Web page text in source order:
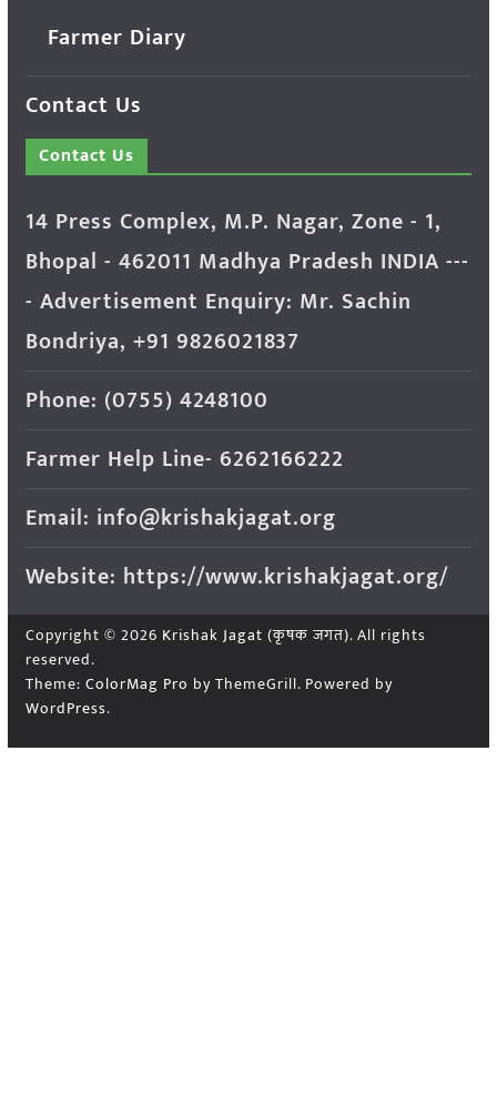
Farmer Diary
Contact Us
Contact Us
14 Press Complex, M.P. Nagar, Zone - 1,
Bhopal - 462011 Madhya Pradesh INDIA ---
- Advertisement Enquiry: Mr. Sachin
Bondriya, +91 9826021837
Phone: (0755) 4248100
Farmer Help Line- 6262166222
Email: info@krishakjagat.org
Website: https://www.krishakjagat.org/
Copyright © 2026 Krishak Jagat (कृषक जगत). All rights
reserved.
Theme: ColorMag Pro by ThemeGrill. Powered by
WordPress.